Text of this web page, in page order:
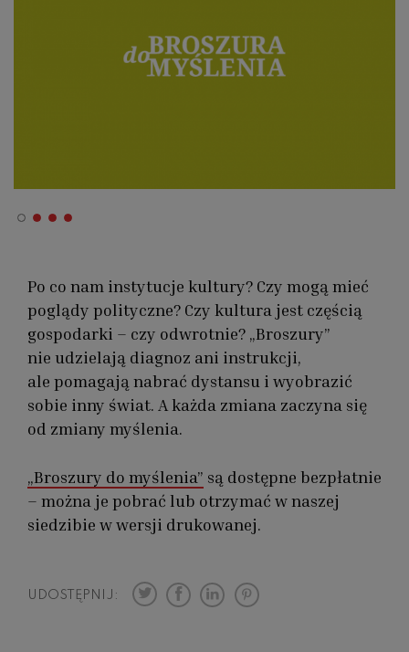
Po co nam instytucje kultury? Czy mogą mieć
poglądy polityczne? Czy kultura jest częścią
gospodarki – czy odwrotnie? „Broszury”
nie udzielają diagnoz ani instrukcji,
ale pomagają nabrać dystansu i wyobrazić
sobie inny świat. A każda zmiana zaczyna się
od zmiany myślenia.
„Broszury do myślenia” są dostępne bezpłatnie
– można je pobrać lub otrzymać w naszej
siedzibie w wersji drukowanej.
UDOSTĘPNIJ: